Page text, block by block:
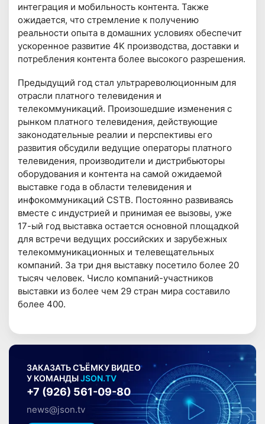
интеграция и мобильность контента. Также
ожидается, что стремление к получению
реальности опыта в домашних условиях обеспечит
ускоренное развитие 4K производства, доставки и
потребления контента более высокого разрешения.
Предыдущий год стал ультрареволюционным для
отрасли платного телевидения и
телекоммуникаций. Произошедшие изменения с
рынком платного телевидения, действующие
законодательные реалии и перспективы его
развития обсудили ведущие операторы платного
телевидения, производители и дистрибьюторы
оборудования и контента на самой ожидаемой
выставке года в области телевидения и
инфокоммуникаций CSTB. Постоянно развиваясь
вместе с индустрией и принимая ее вызовы, уже
17-ый год выставка остается основной площадкой
для встречи ведущих российских и зарубежных
телекоммуникационных и телевещательных
компаний. За три дня выставку посетило более 20
тысяч человек. Число компаний-участников
выставки из более чем 29 стран мира составило
более 400.
ЗАКАЗАТЬ СЪЁМКУ ВИДЕО
У КОМАНДЫJSON.TV
+7 (926) 561-09-80
news@json.tv